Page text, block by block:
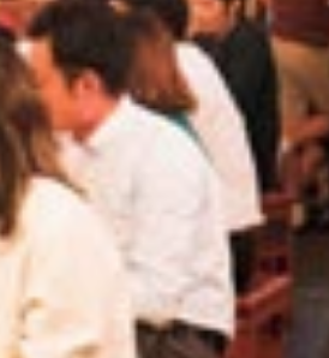
レディの松永あやめさんが編集部に！